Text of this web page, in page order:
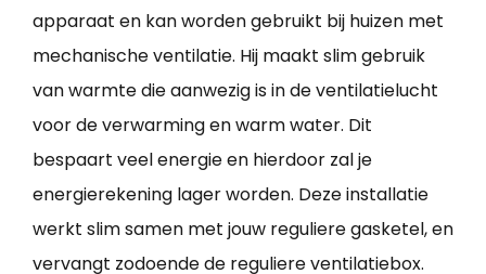
apparaat en kan worden gebruikt bij huizen met
mechanische ventilatie. Hij maakt slim gebruik
van warmte die aanwezig is in de ventilatielucht
voor de verwarming en warm water. Dit
bespaart veel energie en hierdoor zal je
energierekening lager worden. Deze installatie
werkt slim samen met jouw reguliere gasketel, en
vervangt zodoende de reguliere ventilatiebox.